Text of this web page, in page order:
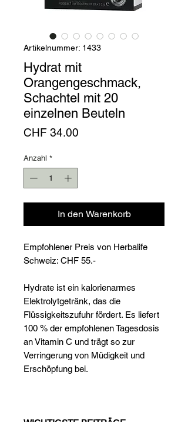
Artikelnummer: 1433
Hydrat mit
Orangengeschmack,
Schachtel mit 20
einzelnen Beuteln
CHF 34.00
Anzahl *
In den Warenkorb
Empfohlener Preis von Herbalife
Schweiz: CHF 55.-
Hydrate ist ein kalorienarmes
Elektrolytgetränk, das die
Flüssigkeitszufuhr fördert. Es liefert
100 % der empfohlenen Tagesdosis
an Vitamin C und trägt so zur
Verringerung von Müdigkeit und
Erschöpfung bei.